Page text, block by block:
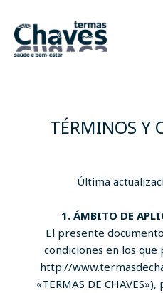
TÉRMINOS Y
Última
1. ÁMBITO DE
El presente
condiciones en los
http://
«TERMAS DE